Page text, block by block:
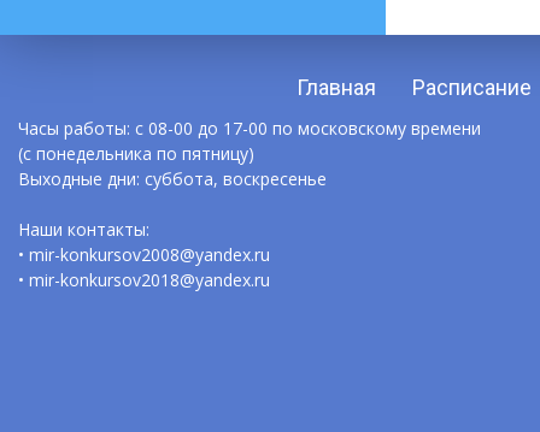
Главная Расписание
Часы работы: с 08-00 до 17-00 по московскому времени
(с понедельника по пятницу)
Выходные дни: суббота, воскресенье
Наши контакты:
• mir-konkursov2008@yandex.ru
• mir-konkursov2018@yandex.ru